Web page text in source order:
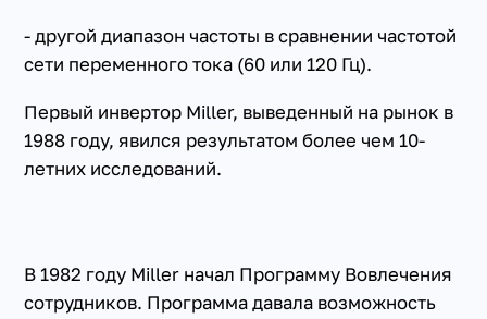
- другой диапазон частоты в сравнении частотой
сети переменного тока (60 или 120 Гц).
Первый инвертор Miller, выведенный на рынок в
1988 году, явился результатом более чем 10-
летних исследований.
В 1982 году Miller начал Программу Вовлечения
сотрудников. Программа давала возможность